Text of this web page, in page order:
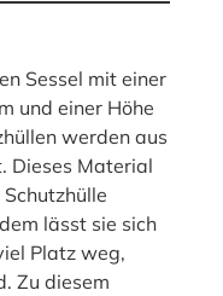
Sessel mit einer
und einer Höhe
werden aus
Dieses Material
lässt sie sich
Platz weg,
Zu diesem